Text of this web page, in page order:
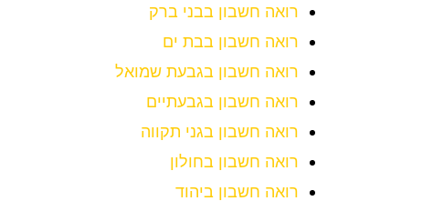
רואה חשבון בבני ברק
רואה חשבון בבת ים
רואה חשבון בגבעת שמואל
רואה חשבון בגבעתיים
רואה חשבון בגני תקווה
רואה חשבון בחולון
רואה חשבון ביהוד